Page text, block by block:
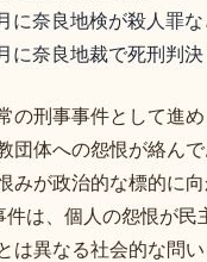
に奈良地検が殺人罪
に奈良地裁で死刑判決
の刑事事件として進
団体への怨恨が絡ん
みが政治的な標的に
は、個人の怨恨が
は異なる社会的な問い